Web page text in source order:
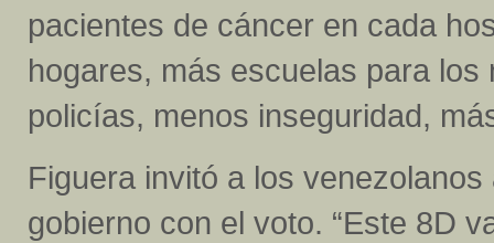
pacientes de cáncer en cada
hogares, más escuelas para
policías, menos inseguridad,
Figuera invitó a los
gobierno con el voto. “Este 8D